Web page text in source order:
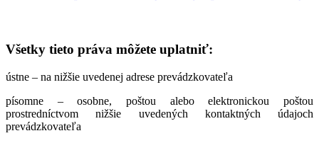
Všetky tieto práva môžete uplatniť:
ústne – na nižšie uvedenej adrese prevádzkovateľa
písomne – osobne, poštou alebo elektronickou poštou
prostredníctvom nižšie uvedených kontaktných údajoch
prevádzkovateľa